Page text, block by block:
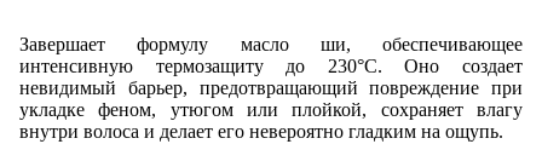
Завершает формулу масло ши, обеспечивающее
интенсивную термозащиту до 230°C. Оно создает
невидимый барьер, предотвращающий повреждение при
укладке феном, утюгом или плойкой, сохраняет влагу
внутри волоса и делает его невероятно гладким на ощупь.